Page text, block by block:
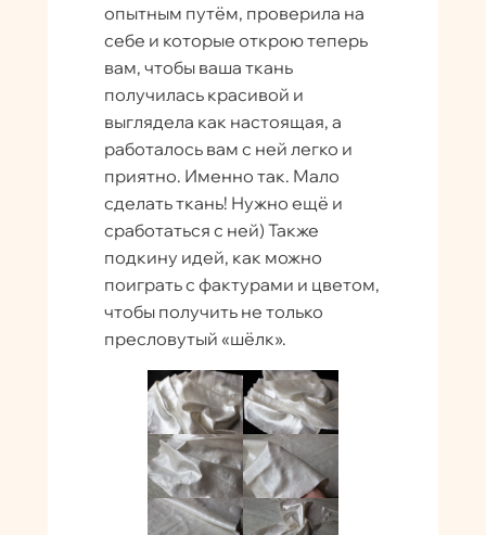
опытным путём, проверила на
себе и которые открою теперь
вам, чтобы ваша ткань
получилась красивой и
выглядела как настоящая, а
работалось вам с ней легко и
приятно. Именно так. Мало
сделать ткань! Нужно ещё и
сработаться с ней) Также
подкину идей, как можно
поиграть с фактурами и цветом,
чтобы получить не только
пресловутый «шёлк».